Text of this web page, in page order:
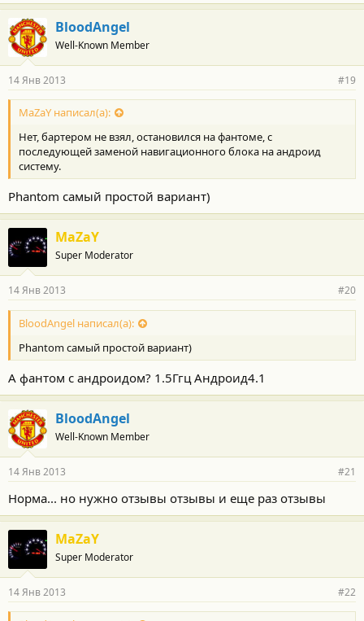
BloodAngel
Well-Known Member
14 Янв 2013 #19
MaZaY написал(а):
Нет, бартером не взял, остановился на фантоме, с
последующей заменой навигационного блока на андроид
систему.
Phantom самый простой вариант)
MaZaY
Super Moderator
14 Янв 2013 #20
BloodAngel написал(а):
Phantom самый простой вариант)
А фантом с андроидом? 1.5Ггц Андроид4.1
BloodAngel
Well-Known Member
14 Янв 2013 #21
Норма... но нужно отзывы отзывы и еще раз отзывы
MaZaY
Super Moderator
14 Янв 2013 #22